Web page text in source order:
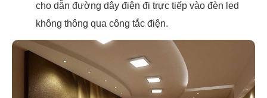
cho dẫn đường dây điện đi trực tiếp vào đèn led
không thông qua công tắc điện.